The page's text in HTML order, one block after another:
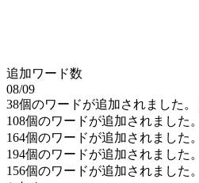
追加ワード数
08/09
38個のワードが追加されました。
108個のワードが追加されました。
164個のワードが追加されました。
194個のワードが追加されました。
156個のワードが追加されました。